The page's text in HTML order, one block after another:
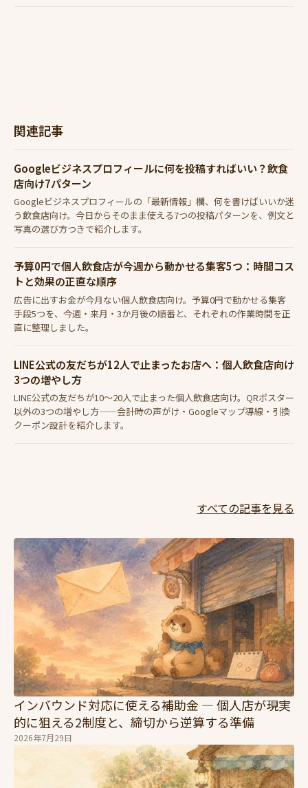
関連記事
Googleビジネスプロフィールに何を投稿すればいい？飲食
店向け7パターン
Googleビジネスプロフィールの「最新情報」欄、何を書けばいいか迷
う飲食店向け。今日からそのまま使える7つの投稿パターンを、例文と
写真の選び方つきで紹介します。
予算0円で個人飲食店が今週から動かせる集客5つ：時間コス
トと効果の正直な順序
広告に出すお金が今月ない個人飲食店向け。予算0円で動かせる集客
手段5つを、今週・来月・3か月後の順番と、それぞれの作業時間を正
直に整理しました。
LINE公式の友だちが12人で止まったお店へ：個人飲食店向け
3つの増やし方
LINE公式の友だちが10〜20人で止まった個人飲食店向け。QRポスター
以外の3つの増やし方——会計時の声がけ・Googleマップ導線・引換
クーポン設計を紹介します。
すべての記事を見る
インバウンド対応に使える補助金 — 個人店が現実
的に狙える2制度と、締切から逆算する準備
2026年7月29日